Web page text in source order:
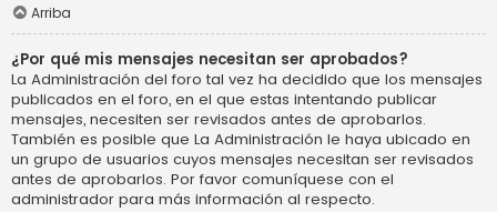
Arriba
¿Por qué mis mensajes necesitan ser aprobados?
La Administración del foro tal vez ha decidido que los mensajes
publicados en el foro, en el que estas intentando publicar
mensajes, necesiten ser revisados antes de aprobarlos.
También es posible que La Administración le haya ubicado en
un grupo de usuarios cuyos mensajes necesitan ser revisados
antes de aprobarlos. Por favor comuníquese con el
administrador para más información al respecto.